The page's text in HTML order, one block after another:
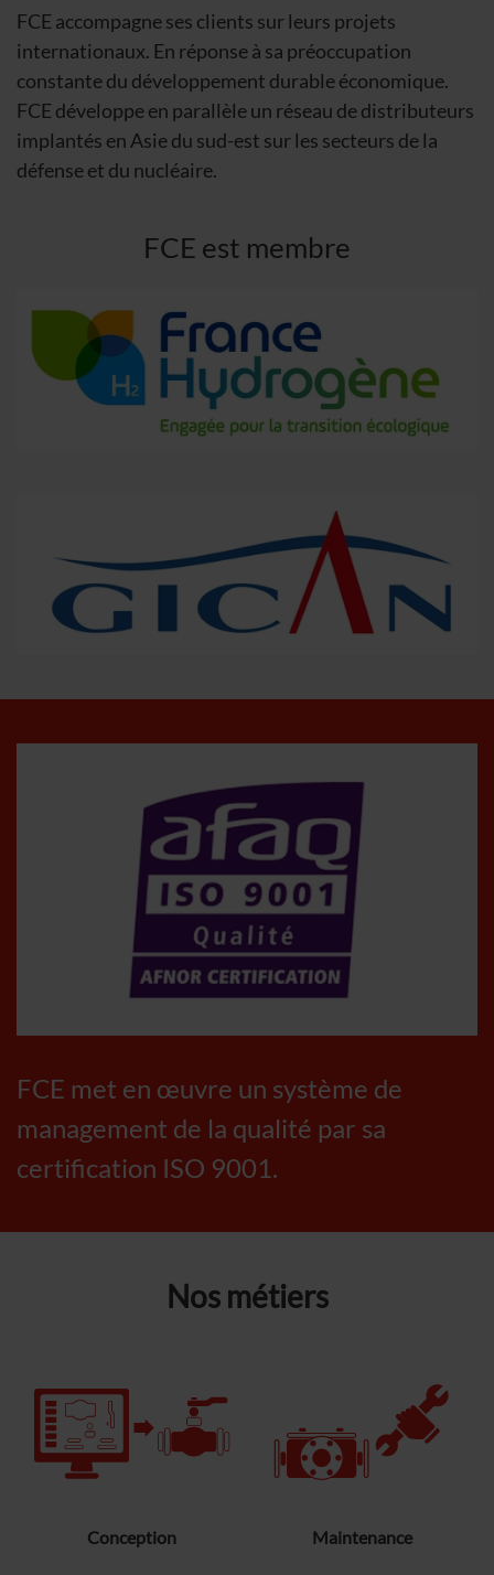
FCE accompagne ses clients sur leurs projets
internationaux. En réponse à sa préoccupation
constante du développement durable économique.
FCE développe en parallèle un réseau de distributeurs
implantés en Asie du sud-est sur les secteurs de la
défense et du nucléaire.
FCE est membre
FCE met en œuvre un système de
management de la qualité par sa
certification ISO 9001.
Nos métiers
Conception Maintenance